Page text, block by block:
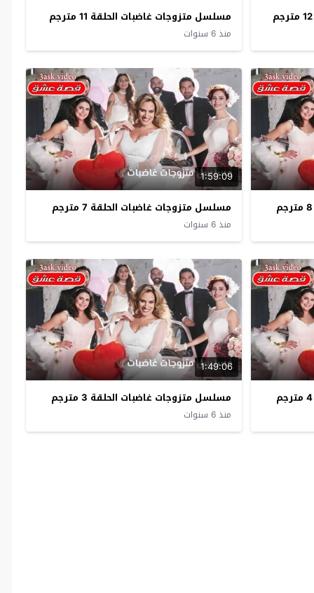
مسلسل متزوجات غاضبات الحلقة 11 مترجم
منذ 6 سنوات
1:59:09
مسلسل متزوجات غاضبات الحلقة 7 مترجم
منذ 6 سنوات
1:49:06
مسلسل متزوجات غاضبات الحلقة 3 مترجم
منذ 6 سنوات